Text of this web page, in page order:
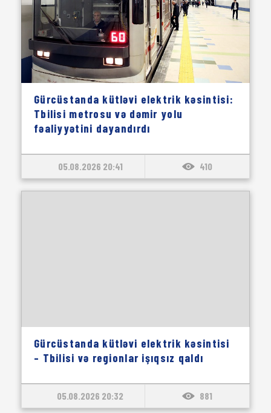
Gürcüstanda kütləvi elektrik kəsintisi:
Tbilisi metrosu və dəmir yolu
fəaliyyətini dayandırdı
05.08.2026 20:41 410
Gürcüstanda kütləvi elektrik kəsintisi
– Tbilisi və regionlar işıqsız qaldı
05.08.2026 20:32 881